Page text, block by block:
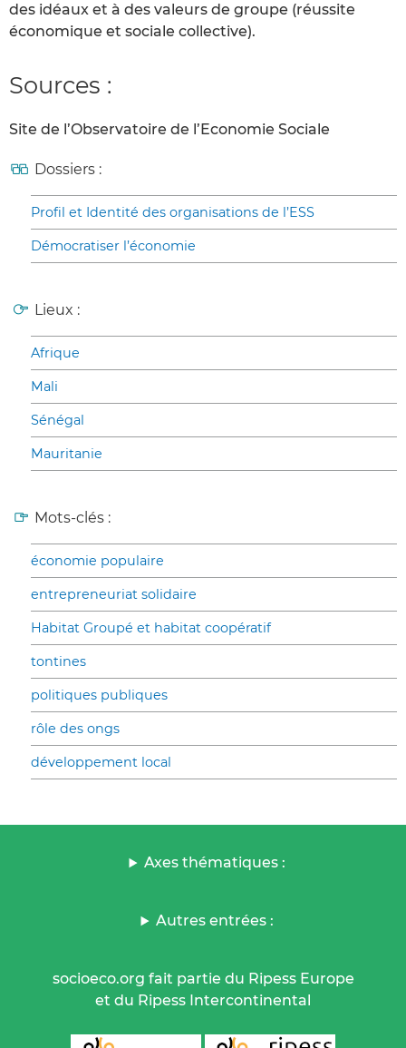
des idéaux et à des valeurs de groupe (réussite
économique et sociale collective).
Sources :
Site de l’Observatoire de l’Economie Sociale
Dossiers :
Profil et Identité des organisations de l’ESS
Démocratiser l’économie
Lieux :
Afrique
Mali
Sénégal
Mauritanie
Mots-clés :
économie populaire
entrepreneuriat solidaire
Habitat Groupé et habitat coopératif
tontines
politiques publiques
rôle des ongs
développement local
Axes thématiques :
Autres entrées :
socioeco.org fait partie du Ripess Europe
et du Ripess Intercontinental